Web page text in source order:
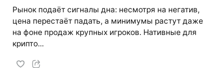
Рынок подаёт сигналы дна: несмотря на негатив,
цена перестаёт падать, а минимумы растут даже
на фоне продаж крупных игроков. Нативные для
крипто...